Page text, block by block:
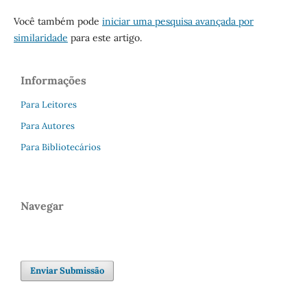
Você também pode iniciar uma pesquisa avançada por
similaridade para este artigo.
Informações
Para Leitores
Para Autores
Para Bibliotecários
Navegar
Enviar Submissão